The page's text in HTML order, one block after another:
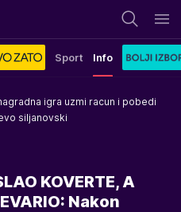
Sport Info
igra uzmi racun i pobedi
siljanovski
KOVERTE, A
Nakon